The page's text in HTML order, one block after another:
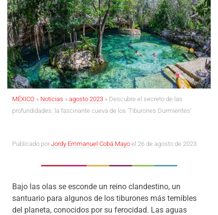
MÉXICO » Noticias » agosto 2023 » Descubre el secreto de las
profundidades: la fascinante cueva de los 'Tiburones Durmientes'
Publicado por Jordy Emmanuel Cobá Mayo el 26 de agosto de 2023
Bajo las olas se esconde un reino clandestino, un
santuario para algunos de los tiburones más temibles
del planeta, conocidos por su ferocidad. Las aguas